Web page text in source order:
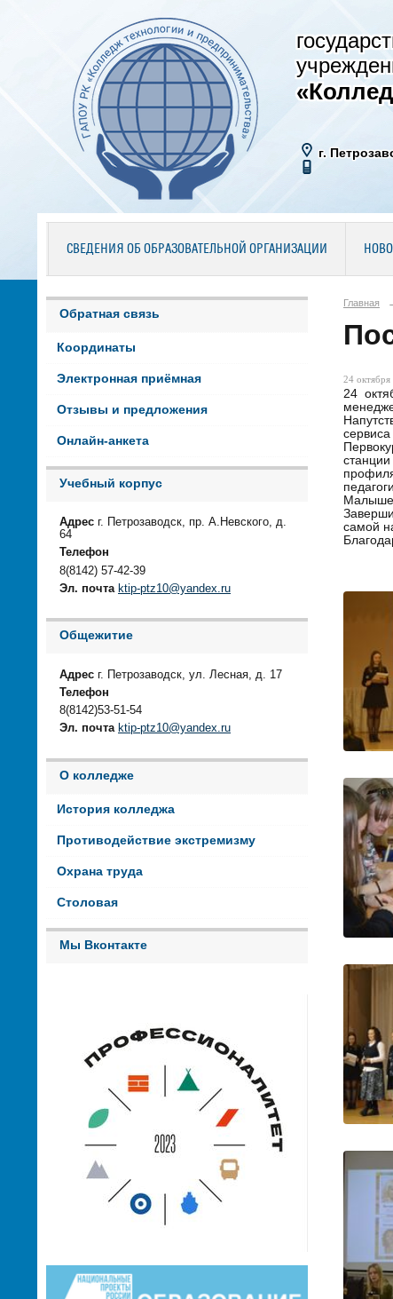
г.
СВЕДЕНИЯ ОБ ОБРАЗОВАТЕЛЬНОЙ ОРГАНИЗАЦИИ
Обратная связь
Координаты
Электронная приёмная
Отзывы и предложения
Онлайн-анкета
Учебный корпус
Адрес г. Петрозаводск, пр. А.Невского, д.
64
Телефон
8(8142) 57-42-39
Эл. почта ktip-ptz10@yandex.ru
Общежитие
Адрес г. Петрозаводск, ул. Лесная, д. 17
Телефон
8(8142)53-51-54
Эл. почта ktip-ptz10@yandex.ru
О колледже
История колледжа
Противодействие экстремизму
Охрана труда
Столовая
Мы Вконтакте
Главная
24 октября
24
самой